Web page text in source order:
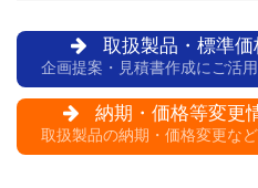
取扱製品・標準価
企画提案・見積書作成にご活
納期・価格等変更
取扱製品の納期・価格変更な